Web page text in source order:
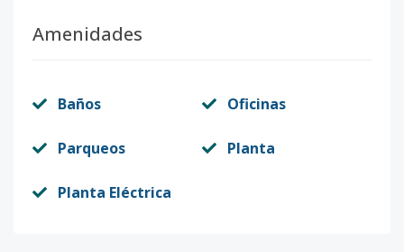
Amenidades
Baños Oficinas
Parqueos Planta
Planta Eléctrica